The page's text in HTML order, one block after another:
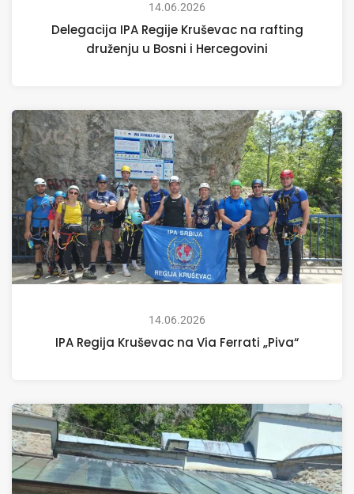
14.06.2026
Delegacija IPA Regije Kruševac na rafting
druženju u Bosni i Hercegovini
14.06.2026
IPA Regija Kruševac na Via Ferrati „Piva“